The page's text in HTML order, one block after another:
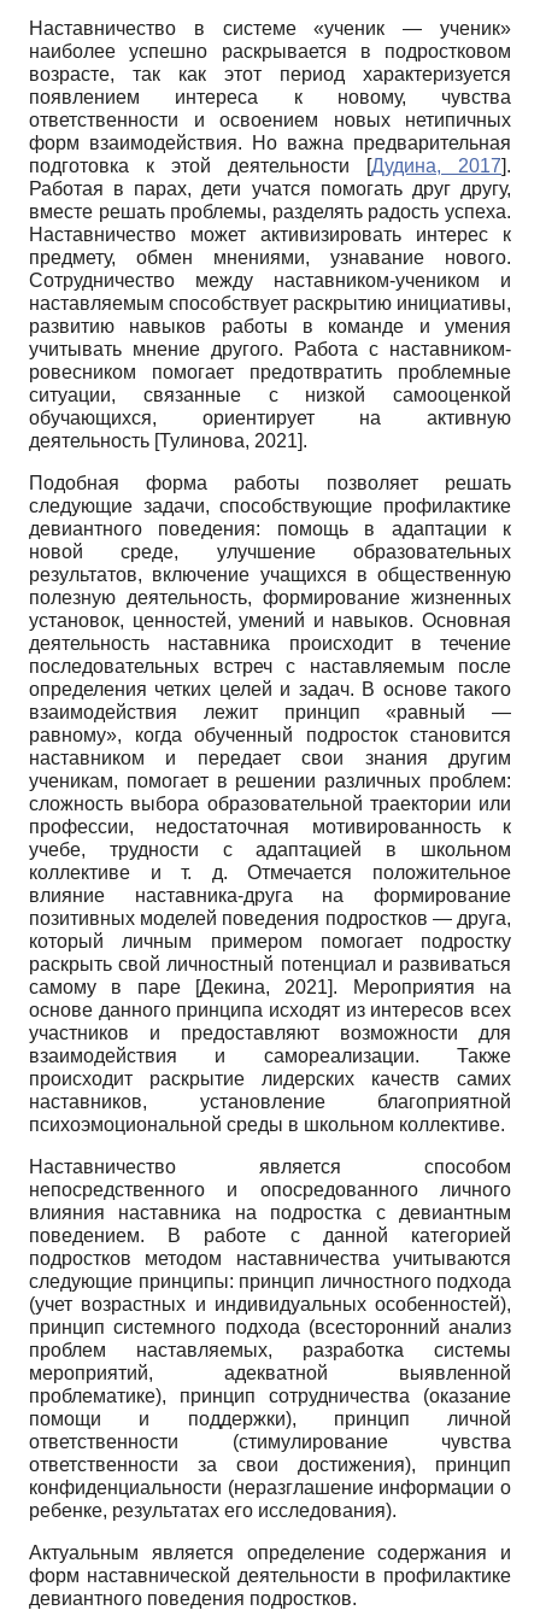
Наставничество в системе «ученик — ученик»
наиболее успешно раскрывается в подростковом
возрасте, так как этот период характеризуется
появлением интереса к новому, чувства
ответственности и освоением новых нетипичных
форм взаимодействия. Но важна предварительная
подготовка к этой деятельности
[Дудина, 2017].
Работая в парах, дети учатся помогать друг другу,
вместе решать проблемы, разделять радость успеха.
Наставничество может активизировать интерес к
предмету, обмен мнениями, узнавание нового.
Сотрудничество между наставником-учеником и
наставляемым способствует раскрытию инициативы,
развитию навыков работы в команде и умения
учитывать мнение другого. Работа с наставником-
ровесником помогает предотвратить проблемные
ситуации, связанные с низкой самооценкой
обучающихся, ориентирует на активную
деятельность [Тулинова, 2021].
Подобная форма работы позволяет решать
следующие задачи, способствующие профилактике
девиантного поведения: помощь в адаптации к
новой среде, улучшение образовательных
результатов, включение учащихся в общественную
полезную деятельность, формирование жизненных
установок, ценностей, умений и навыков. Основная
деятельность наставника происходит в течение
последовательных встреч с наставляемым после
определения четких целей и задач. В основе такого
взаимодействия лежит принцип «равный —
равному», когда обученный подросток становится
наставником и передает свои знания другим
ученикам, помогает в решении различных проблем:
сложность выбора образовательной траектории или
профессии, недостаточная мотивированность к
учебе, трудности с адаптацией в школьном
коллективе и т. д. Отмечается положительное
влияние наставника-друга на формирование
позитивных моделей поведения подростков — друга,
который личным примером помогает подростку
раскрыть свой личностный потенциал и развиваться
самому в паре
[Декина, 2021]. Мероприятия на
основе данного принципа исходят из интересов всех
участников и предоставляют возможности для
взаимодействия и самореализации. Также
происходит раскрытие лидерских качеств самих
наставников, установление благоприятной
психоэмоциональной среды в школьном коллективе.
Наставничество является способом
непосредственного и опосредованного личного
влияния наставника на подростка с девиантным
поведением. В работе с данной категорией
подростков методом наставничества учитываются
следующие принципы: принцип личностного подхода
(учет возрастных и индивидуальных особенностей),
принцип системного подхода (всесторонний анализ
проблем наставляемых, разработка системы
мероприятий, адекватной выявленной
проблематике), принцип сотрудничества (оказание
помощи и поддержки), принцип личной
ответственности (стимулирование чувства
ответственности за свои достижения), принцип
конфиденциальности (неразглашение информации о
ребенке, результатах его исследования).
Актуальным является определение содержания и
форм наставнической деятельности в профилактике
девиантного поведения подростков.